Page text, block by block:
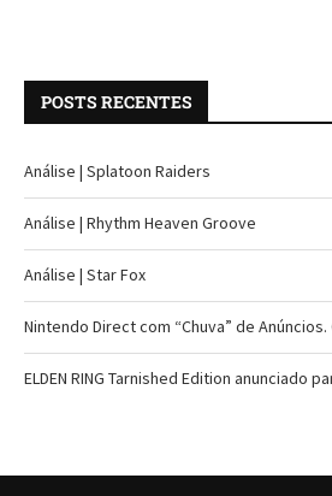
POSTS RECENTES
Análise | Splatoon Raiders
Análise | Rhythm Heaven Groove
Análise | Star Fox
Nintendo Direct com “Chuva” de Anúncios.
ELDEN RING Tarnished Edition anunciado